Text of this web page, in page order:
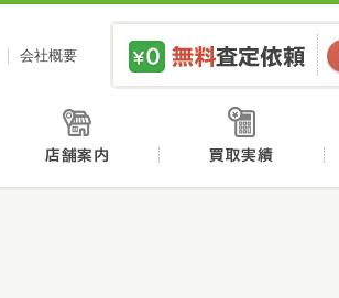
取センタージーピー
会社概要
買取方法 店舗案内